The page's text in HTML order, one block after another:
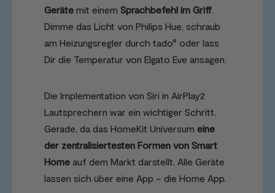
Geräte mit einem Sprachbefehl im Griff.
Dimme das Licht von Philips Hue, schraub
am Heizungsregler durch tado° oder lass
Dir die Temperatur von Elgato Eve ansagen.
Die Implementation von Siri in AirPlay2
Lautsprechern war ein wichtiger Schritt.
Gerade, da das HomeKit Universum eine
der zentralisiertesten Formen von Smart
Home auf dem Markt darstellt. Alle Geräte
lassen sich über eine App – die Home App.